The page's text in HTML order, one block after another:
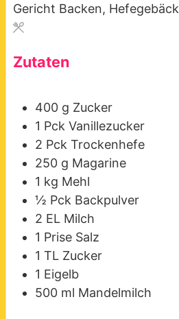
Gericht Backen, Hefegebäck
Zutaten
400 g Zucker
1 Pck Vanillezucker
2 Pck Trockenhefe
250 g Magarine
1 kg Mehl
½ Pck Backpulver
2 EL Milch
1 Prise Salz
1 TL Zucker
1 Eigelb
500 ml Mandelmilch